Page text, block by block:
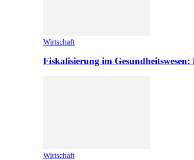
Wirtschaft
Fiskalisierung im
Wirtschaft